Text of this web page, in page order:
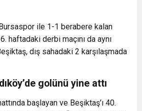
ile 1-1 berabere kalan
haftadaki derbi maçını da aynı
dış sahadaki 2 karşılaşmada
golünü yine attı
başlayan ve Beşiktaş’ı 40.